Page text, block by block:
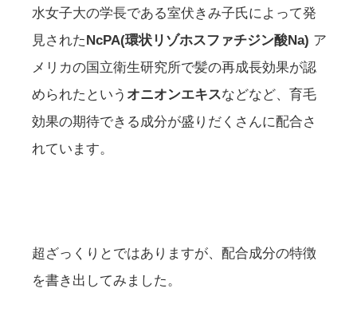
水女子大の学長である室伏きみ子氏によって発
見されたNcPA(環状リゾホスファチジン酸Na) ア
メリカの国立衛生研究所で髪の再成長効果が認
められたという オニオンエキスなどなど、育毛
効果の期待できる成分が盛りだくさんに配合さ
れています。
超ざっくりとではありますが、配合成分の特徴
を書き出してみました。